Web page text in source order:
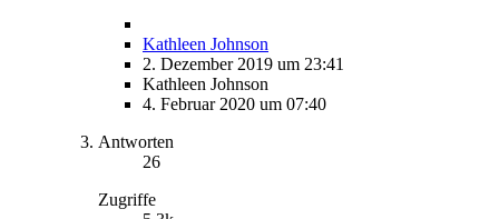
Kathleen Johnson
2. Dezember 2019 um 23:41
Kathleen Johnson
4. Februar 2020 um 07:40
Antworten
26
Zugriffe